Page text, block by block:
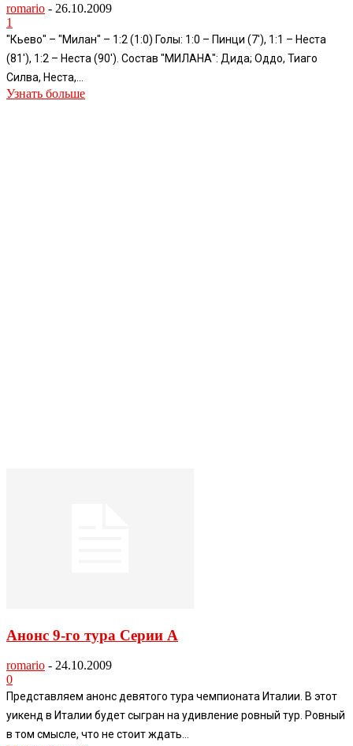
romario - 26.10.2009
1
"Кьево" – "Милан" – 1:2 (1:0) Голы: 1:0 – Пинци (7'), 1:1 – Неста
(81'), 1:2 – Неста (90'). Состав "МИЛАНА": Дида; Оддо, Тиаго
Силва, Неста,...
Узнать больше
Анонс 9-го тура Серии А
romario - 24.10.2009
0
Представляем анонс девятого тура чемпионата Италии. В этот
уикенд в Италии будет сыгран на удивление ровный тур. Ровный
в том смысле, что не стоит ждать...